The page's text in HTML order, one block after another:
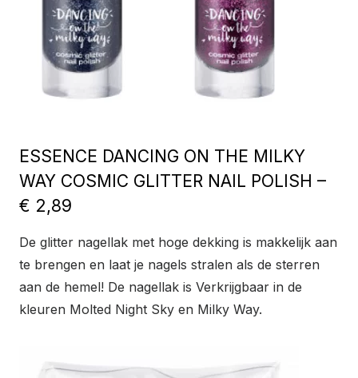
ESSENCE DANCING ON THE MILKY
WAY COSMIC GLITTER NAIL POLISH –
€ 2,89
De glitter nagellak met hoge dekking is makkelijk aan
te brengen en laat je nagels stralen als de sterren
aan de hemel! De nagellak is Verkrijgbaar in de
kleuren Molted Night Sky en Milky Way.